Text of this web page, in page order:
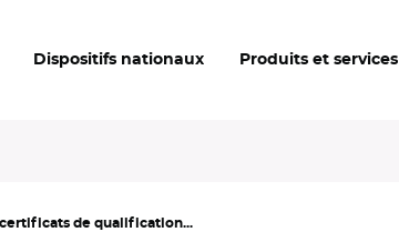
Dispositifs nationaux Produits et services
de qualification...